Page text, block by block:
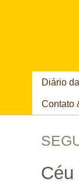
Diário
Contato
Céu